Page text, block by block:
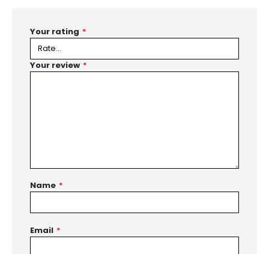
Your rating *
Your review *
Name *
Email *